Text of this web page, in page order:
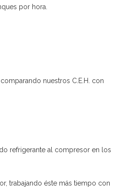
por hora.
nuestros C.E.H. con
refrigerante al compresor en los
trabajando éste más tiempo con